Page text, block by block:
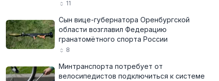
11
Сын вице-губернатора Оренбургской
области возглавил Федерацию
гранатомётного спорта России
8
Минтранспорта потребует от
велосипедистов подключиться к системе